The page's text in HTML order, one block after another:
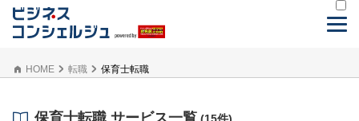
HOME 転職 保育士転職
保育士転職 サービス一覧